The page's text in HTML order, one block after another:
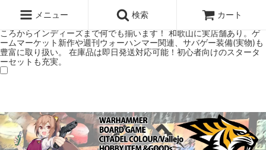
ミアムショップTORAYAMA。通販・オンラインショップです！ ウォー
ハンマーとボードゲームのことなら当店へ！ボードゲームもメジャーど
ころからインディーズまで何でも揃います！ 和歌山に実店舗あり。ゲ
ームマーケット新作や週刊ウォーハンマー関連、サバゲー装備(実物)も
豊富に取り扱い。 在庫品は即日発送対応可能！初心者向けのスタータ
ーセットも充実。
メニュー 検索 カート